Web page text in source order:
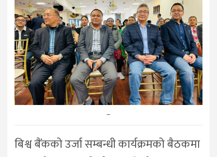
–
बिश्व बैंकको उर्जा सम्बन्धी कार्यक्रमको बैठकमा